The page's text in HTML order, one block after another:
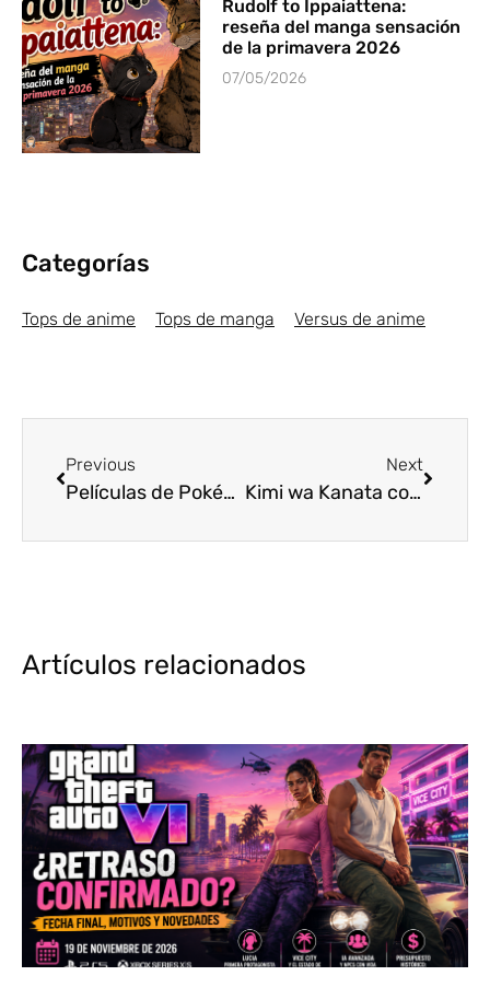
Rudolf to Ippaiattena:
reseña del manga sensación
de la primavera 2026
07/05/2026
Categorías
Tops de anime Tops de manga Versus de anime
Previous
Películas de Pokémon: últimos estrenos y todo lo que debes saber
Next
Kimi wa Kanata completa su staff seiyuu
Artículos relacionados